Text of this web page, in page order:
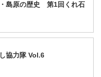
島原の歴史 第1回くれ石
協力隊 Vol.6